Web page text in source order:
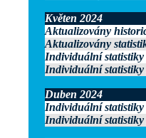
Květen 2024
Aktualizovány
Aktualizovány
Individuální statistiky
Individuální
Duben 2024
Individuální statistiky
Individuální